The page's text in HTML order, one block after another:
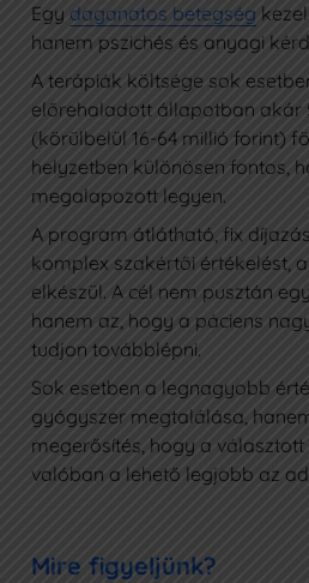
Egy daganatos betegség
hanem pszichés és anyagi
A terápiák költsége sok
előrehaladott állapotban akár
(körülbelül 16-64 millió forint)
helyzetben különösen fontos,
megalapozott legyen.
A program átlátható, fix
komplex szakértői értékelést,
elkészül. A cél nem pusztán
hanem az, hogy a páciens
tudjon továbblépni.
Sok esetben a legnagyobb
gyógyszer megtalálása,
megerősítés, hogy a
valóban a lehető legjobb az
Mire figyeljünk?